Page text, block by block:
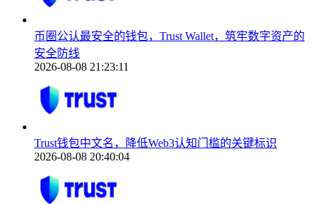
币圈公认最安全的钱包，Trust Wallet，筑牢数字资产的
安全防线
2026-08-08 21:23:11
Trust钱包中文名，降低Web3认知门槛的关键标识
2026-08-08 20:40:04